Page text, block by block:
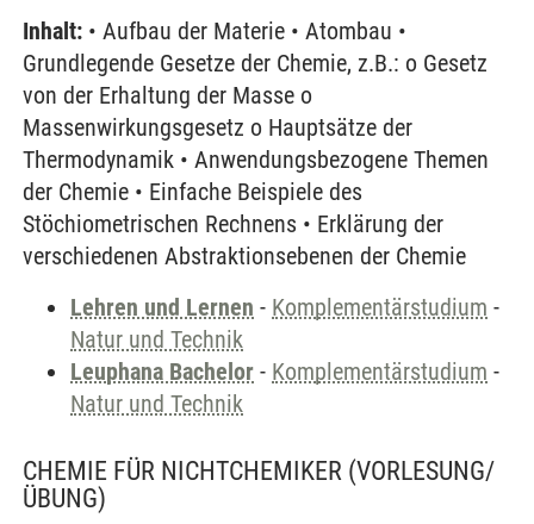
Inhalt: • Aufbau der Materie • Atombau •
Grundlegende Gesetze der Chemie, z.B.: o Gesetz
von der Erhaltung der Masse o
Massenwirkungsgesetz o Hauptsätze der
Thermodynamik • Anwendungsbezogene Themen
der Chemie • Einfache Beispiele des
Stöchiometrischen Rechnens • Erklärung der
verschiedenen Abstraktionsebenen der Chemie
Lehren und Lernen - Komplementärstudium -
Natur und Technik
Leuphana Bachelor - Komplementärstudium -
Natur und Technik
CHEMIE FÜR NICHTCHEMIKER (VORLESUNG/
ÜBUNG)